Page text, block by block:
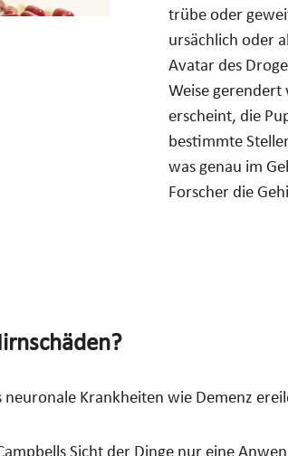
trübe oder
ursächlich oder
Avatar des
Weise gerendert
erscheint, die
bestimmte
was genau im
Forscher die
neuronale Krankheiten wie Demenz